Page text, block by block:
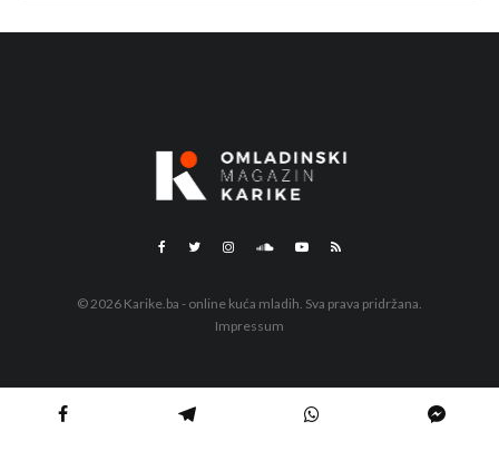
© 2026 Karike.ba - online kuća mladih. Sva prava pridržana.
Impressum